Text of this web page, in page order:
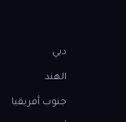
دبي
الهند
جنوب أفريقيا